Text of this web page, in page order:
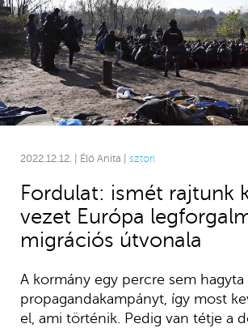
2022.12.12. | Élő Anita | sztori
Fordulat: ismét rajtunk
vezet Európa
migrációs útvonala
A kormány egy percre sem hagyta
propagandakampányt, így most
el, ami történik. Pedig van tétje a